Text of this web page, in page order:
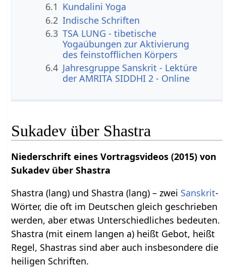
6.1 Kundalini Yoga
6.2 Indische Schriften
6.3 TSA LUNG - tibetische
Yogaübungen zur Aktivierung
des feinstofflichen Körpers
6.4 Jahresgruppe Sanskrit - Lektüre
der AMRITA SIDDHI 2 - Online
Sukadev über Shastra
Niederschrift eines Vortragsvideos (2015) von
Sukadev über Shastra
Shastra (lang) und Shastra (lang) – zwei Sanskrit-
Wörter, die oft im Deutschen gleich geschrieben
werden, aber etwas Unterschiedliches bedeuten.
Shastra (mit einem langen a) heißt Gebot, heißt
Regel, Shastras sind aber auch insbesondere die
heiligen Schriften.